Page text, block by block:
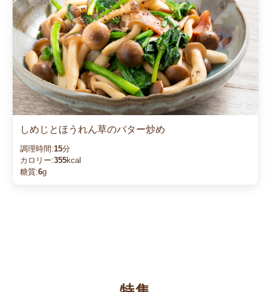
しめじとほうれん草のバター炒め
調理時間:15分
カロリー:355kcal
糖質:6g